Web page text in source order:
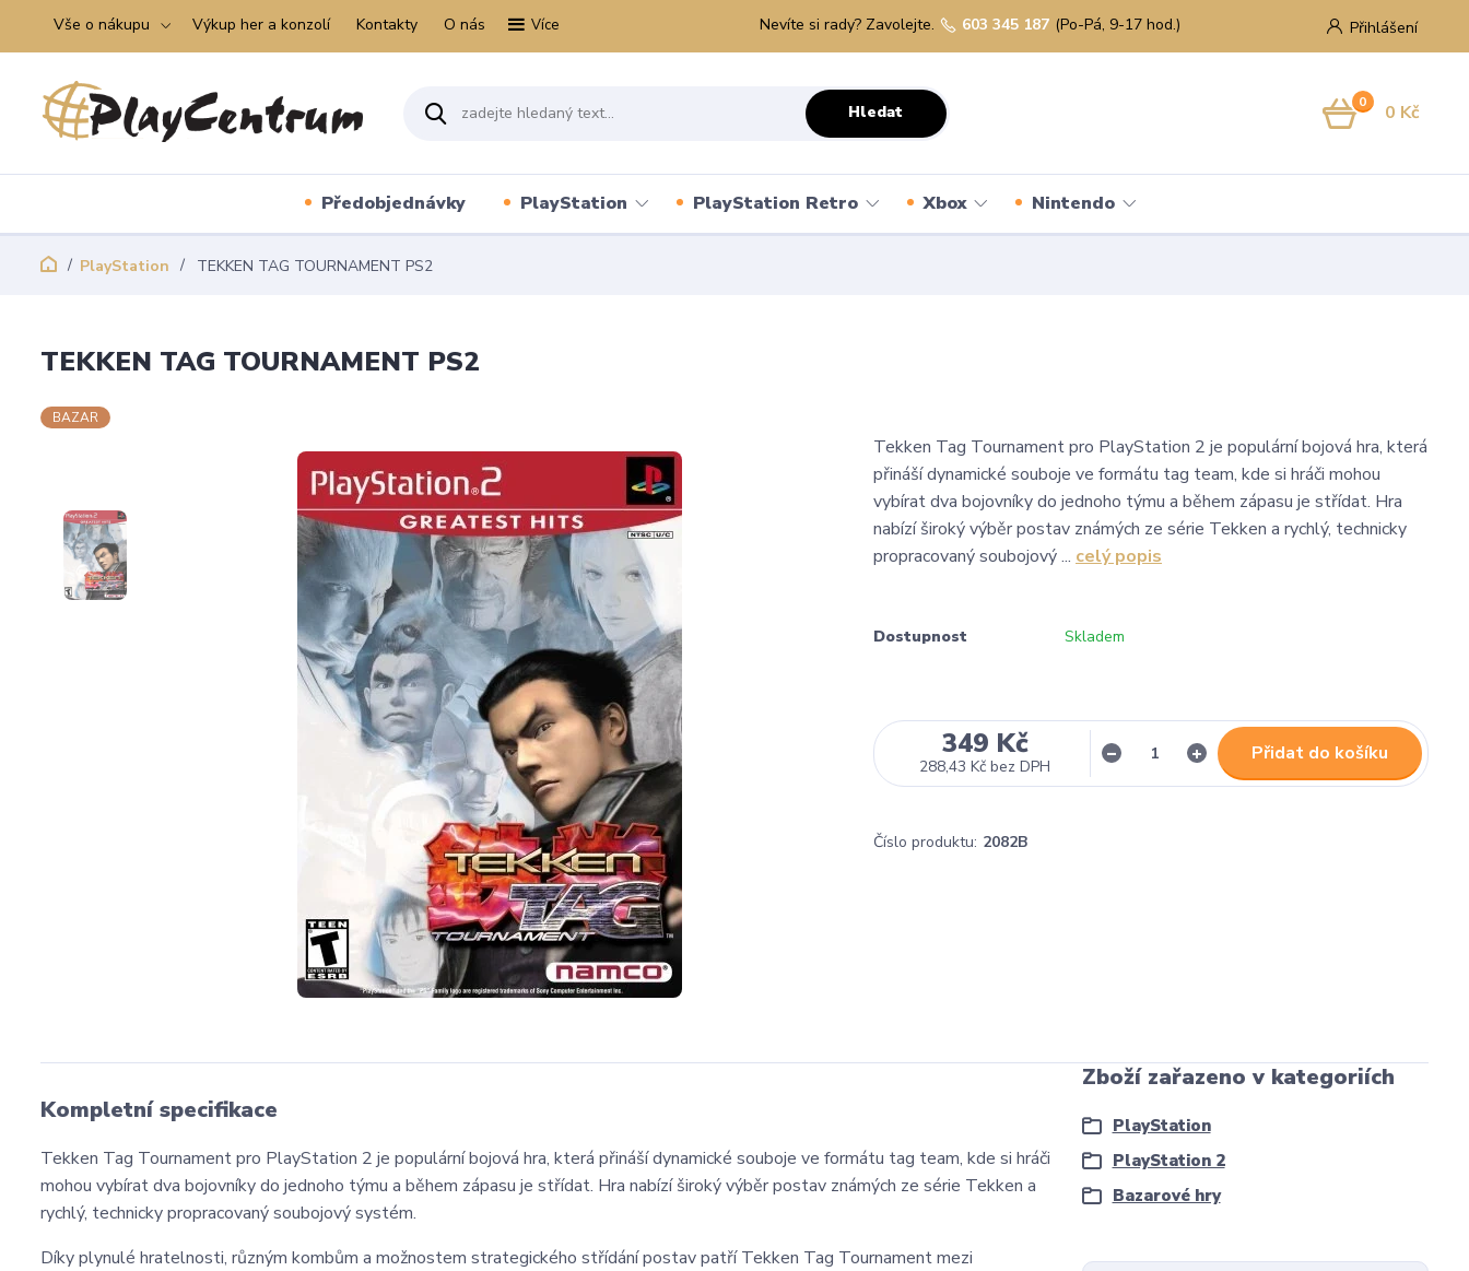
Vše o nákupu Výkup her a konzolí Kontakty O nás Více Přihlášení
Hledat
Nevíte si rady? Zavolejte. 603 345 187 (Po-Pá, 9-17 hod.)
0 0 Kč
Předobjednávky PlayStation PlayStation Retro Xbox Nintendo
PlayStation TEKKEN TAG TOURNAMENT PS2
TEKKEN TAG TOURNAMENT PS2
BAZAR
Tekken Tag Tournament pro PlayStation 2 je populární bojová hra, která
přináší dynamické souboje ve formátu tag team, kde si hráči mohou
vybírat dva bojovníky do jednoho týmu a během zápasu je střídat. Hra
nabízí široký výběr postav známých ze série Tekken a rychlý, technicky
propracovaný soubojový ... celý popis
Dostupnost Skladem
349 Kč
288,43 Kč bez DPH
Přidat do košíku
Číslo produktu: 2082B
Kompletní specifikace
Tekken Tag Tournament pro PlayStation 2 je populární bojová hra, která přináší dynamické souboje ve formátu tag team, kde si hráči
mohou vybírat dva bojovníky do jednoho týmu a během zápasu je střídat. Hra nabízí široký výběr postav známých ze série Tekken a
rychlý, technicky propracovaný soubojový systém.
Díky plynulé hratelnosti, různým kombům a možnostem strategického střídání postav patří Tekken Tag Tournament mezi
Zboží zařazeno v kategoriích
PlayStation
PlayStation 2
Bazarové hry